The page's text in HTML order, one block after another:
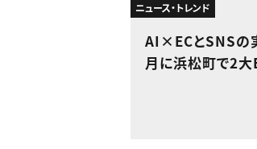
ニュース・トレンド
AI×ECとSNS
月に浜松町で2